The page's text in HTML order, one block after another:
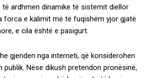
të ardhmen dinamike të sistemit diellor
forca e kalimit më të fuqishëm yjor gjatë
e cila është e pasigurt.
gjenden nga interneti, që konsiderohen
publik. Nëse dikush pretendon pronësinë,